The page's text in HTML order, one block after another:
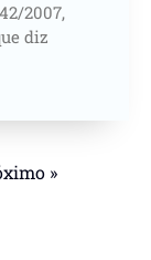
2007,
diz
»